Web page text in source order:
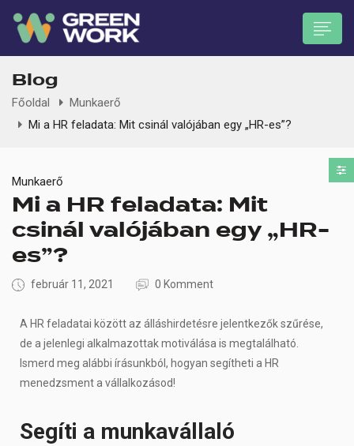
submenu (Munkavállalóknak)
Blog
Főoldal
Munkaerő
Mi a HR feladata: Mit csinál valójában egy „HR-es”?
Munkaerő
Mi a HR feladata: Mit
csinál valójában egy „HR-
es”?
február 11, 2021 0 Komment
A HR feladatai között az álláshirdetésre jelentkezők szűrése,
de a jelenlegi alkalmazottak motiválása is megtalálható.
Ismerd meg alábbi írásunkból, hogyan segítheti a HR
menedzsment a vállalkozásod!
Segíti a munkavállaló